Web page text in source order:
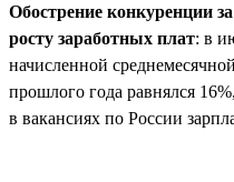
Обострение конкуренции
росту заработных плат: в
начисленной
прошлого года равнялся
в вакансиях по России